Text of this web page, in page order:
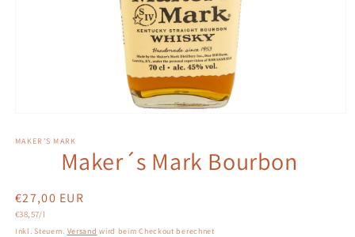
in
MAKER'S MARK
Maker´s Mark Bourbon
Normaler
Preis
€27,00 EUR
Grundpreis
€38,57/l
Inkl. Steuern. Versand wird beim Checkout berechnet